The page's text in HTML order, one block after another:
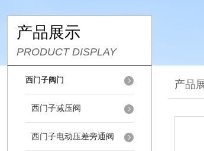
产品展示
PRODUCT DISPLAY
西门子阀门
西门子减压阀
西门子电动压差旁通阀
产品